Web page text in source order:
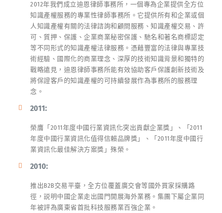
2012年我們成立迪恩律師事務所，一個專為企業提供全方位
知識產權服務的專業性律師事務所。它提供所有和企業或個
人知識產權有關的法律諮詢和顧問服務、知識產權交易、許
可、質押、保護、企業商業秘密保護、馳名和著名商標認定
等不同形式的知識產權法律服務。憑藉豐富的法律與專業技
術經驗、國際化的商業理念、深厚的技術知識背景和獨特的
戰略遠見，迪恩律師事務所能有效協助客戶保護創新技術及
將保證客戶的知識產權的可持續發展作為事務所的服務理
念。
2011:
榮膺「2011年度中國行業資訊化突出貢獻企業獎」、「2011
年度中國行業資訊化值得信賴品牌獎」、「2011年度中國行
業資訊化最佳解決方案獎」殊榮。
2010:
推出B2B交易平臺，全方位覆蓋廣交會等國外買家採購路
徑，説明中國企業走出國門開展海外業務。集團下屬企業同
年被評為廣東省首批科技服務業百強企業。